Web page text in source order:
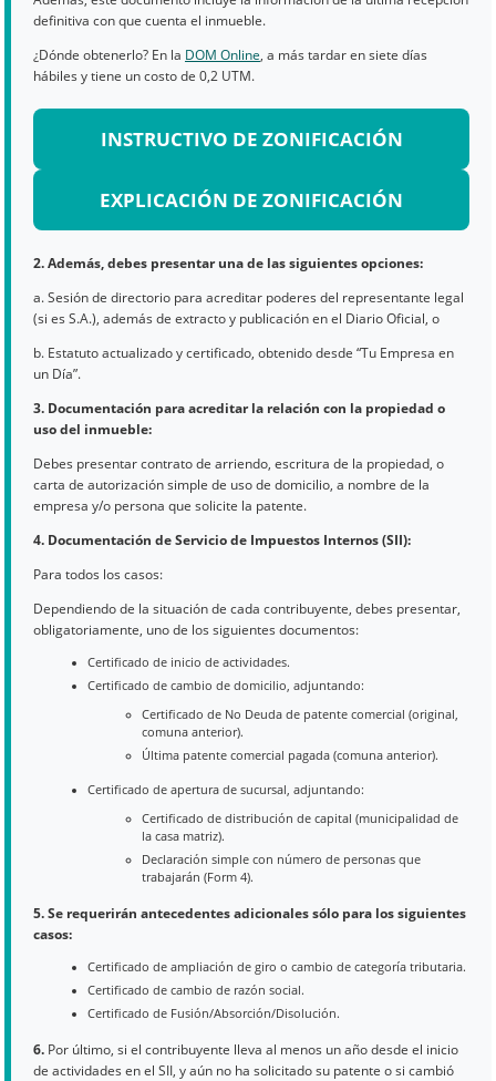
definitiva con que cuenta el inmueble.
¿Dónde obtenerlo? En la DOM Online, a más tardar en siete días
hábiles y tiene un costo de 0,2 UTM.
INSTRUCTIVO DE ZONIFICACIÓN
EXPLICACIÓN DE ZONIFICACIÓN
2. Además, debes presentar una de las siguientes opciones:
a. Sesión de directorio para acreditar poderes del representante legal
(si es S.A.), además de extracto y publicación en el Diario Oficial, o
b. Estatuto actualizado y certificado, obtenido desde “Tu Empresa en
un Día”.
3. Documentación para acreditar la relación con la propiedad o
uso del inmueble:
Debes presentar contrato de arriendo, escritura de la propiedad, o
carta de autorización simple de uso de domicilio, a nombre de la
empresa y/o persona que solicite la patente.
4. Documentación de Servicio de Impuestos Internos (SII):
Para todos los casos:
Dependiendo de la situación de cada contribuyente, debes presentar,
obligatoriamente, uno de los siguientes documentos:
Certificado de inicio de actividades.
Certificado de cambio de domicilio, adjuntando:
Certificado de No Deuda de patente comercial (original,
comuna anterior).
Última patente comercial pagada (comuna anterior).
Certificado de apertura de sucursal, adjuntando:
Certificado de distribución de capital (municipalidad de
la casa matriz).
Declaración simple con número de personas que
trabajarán (Form 4).
5. Se requerirán antecedentes adicionales sólo para los siguientes
casos:
Certificado de ampliación de giro o cambio de categoría tributaria.
Certificado de cambio de razón social.
Certificado de Fusión/Absorción/Disolución.
6. Por último, si el contribuyente lleva al menos un año desde el inicio
de actividades en el SII, y aún no ha solicitado su patente o si cambió